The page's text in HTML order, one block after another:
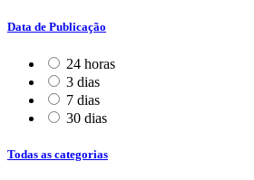
Data de Publicação
24 horas
3 dias
7 dias
30 dias
Todas as categorias